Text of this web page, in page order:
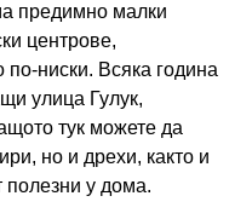
предимно малки
центрове,
ниски. Всяка година
улица Гулук,
тук можете да
но и дрехи, както и
у дома.